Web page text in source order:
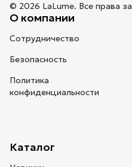
© 2026 LaLume. Все права
О компании
Сотрудничество
Безопасность
Политика
конфиденциальности
Каталог